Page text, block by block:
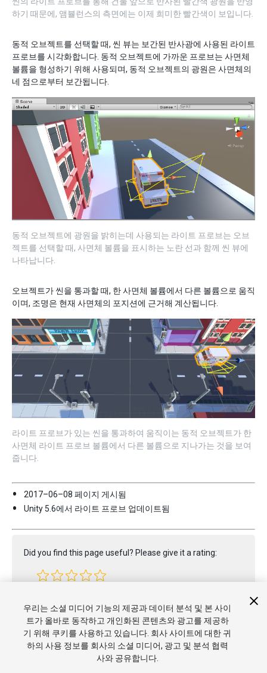
하기 때문에, 앰뷸런스의 측면에는 이제 희미한 빨간색이 보입니다.
동적 오브젝트를 선택할 때, 씬 뷰는 보간된 반사광에 사용된 라이트
프로브를 시각화합니다. 동적 오브젝트에 가까운 프로브는 사면체
볼륨을 형성하기 위해 사용되며, 동적 오브젝트의 광원은 사면체의
네 점으로부터 보간됩니다.
동적 오브젝트에 광원을 밝히는데 사용되는 라이트 프로브는 오브
젝트를 선택할 때, 사면체 볼륨을 표시하는 노란 선과 함께 씬 뷰에
나타납니다.
오브젝트가 씬을 통과할 때, 한 사면체 볼륨에서 다른 볼륨으로 움직
이며, 조명은 현재 사면체의 포지션에 근거해 계산됩니다.
라이트 프로브가 있는 씬을 통과하여 움직이는 동적 오브젝트가 한
사면체 라이트 프로브 볼륨에서 다른 볼륨으로 지나가는 것을 보여
줍니다.
2017–06–08 페이지 게시됨
Unity 5.6에서 라이트 프로브 업데이트됨
Did you find this page useful? Please give it a rating:
우리는 소셜 미디어 기능의 제공과 데이터 분석 및 본 사이
트가 올바로 동작하고 개인화된 콘텐츠와 광고를 제공하
기 위해 쿠키를 사용하고 있습니다. 회사 사이트에 대한 귀
하의 사용 정보를 회사의 소셜 미디어, 광고 및 분석 협력
사와 공유합니다.